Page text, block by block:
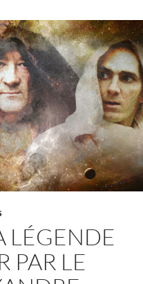
LÉGENDE
PAR LE